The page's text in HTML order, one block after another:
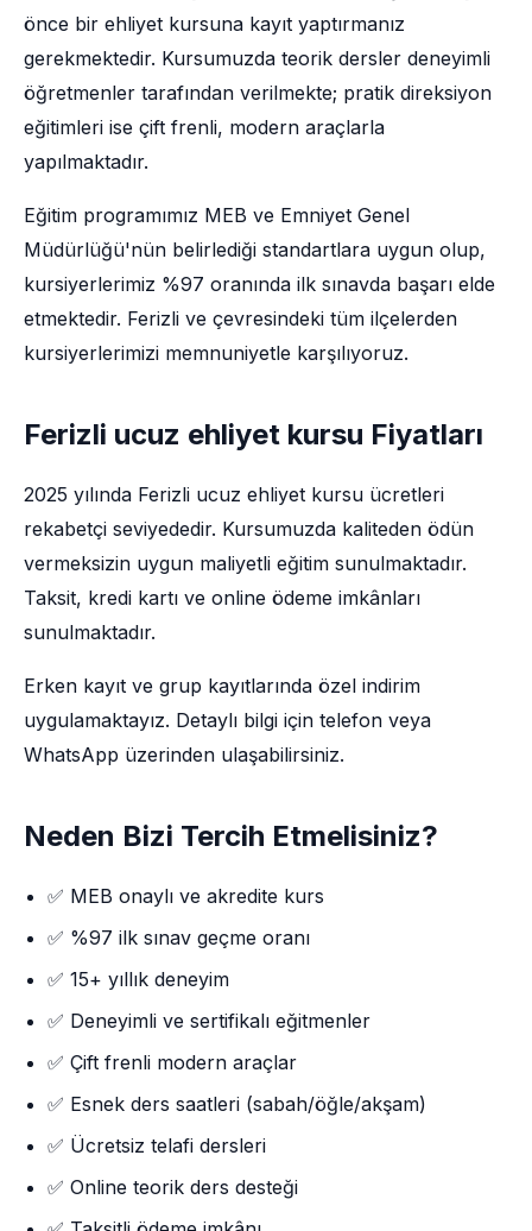
önce bir ehliyet kursuna kayıt yaptırmanız
gerekmektedir. Kursumuzda teorik dersler deneyimli
öğretmenler tarafından verilmekte; pratik direksiyon
eğitimleri ise çift frenli, modern araçlarla
yapılmaktadır.
Eğitim programımız MEB ve Emniyet Genel
Müdürlüğü'nün belirlediği standartlara uygun olup,
kursiyerlerimiz %97 oranında ilk sınavda başarı elde
etmektedir. Ferizli ve çevresindeki tüm ilçelerden
kursiyerlerimizi memnuniyetle karşılıyoruz.
Ferizli ucuz ehliyet kursu Fiyatları
2025 yılında Ferizli ucuz ehliyet kursu ücretleri
rekabetçi seviyededir. Kursumuzda kaliteden ödün
vermeksizin uygun maliyetli eğitim sunulmaktadır.
Taksit, kredi kartı ve online ödeme imkânları
sunulmaktadır.
Erken kayıt ve grup kayıtlarında özel indirim
uygulamaktayız. Detaylı bilgi için telefon veya
WhatsApp üzerinden ulaşabilirsiniz.
Neden Bizi Tercih Etmelisiniz?
✅ MEB onaylı ve akredite kurs
✅ %97 ilk sınav geçme oranı
✅ 15+ yıllık deneyim
✅ Deneyimli ve sertifikalı eğitmenler
✅ Çift frenli modern araçlar
✅ Esnek ders saatleri (sabah/öğle/akşam)
✅ Ücretsiz telafi dersleri
✅ Online teorik ders desteği